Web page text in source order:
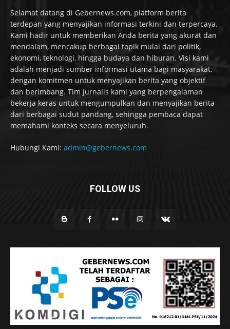
Selamat datang di Gebernews.com, platform berita
terdepan yang menyajikan informasi terkini dan terpercaya.
Kami hadir untuk memberikan Anda berita yang akurat dan
mendalam, mencakup berbagai topik mulai dari politik,
ekonomi, teknologi, hingga budaya dan hiburan. Visi kami
adalah menjadi sumber informasi utama bagi masyarakat,
dengan komitmen untuk menyajikan berita yang objektif
dan berimbang. Tim jurnalis kami yang berpengalaman
bekerja keras untuk mengumpulkan dan menyajikan berita
dari berbagai sudut pandang, sehingga pembaca dapat
memahami konteks secara menyeluruh.
Hubungi Kami: admin@gebernews.com
FOLLOW US